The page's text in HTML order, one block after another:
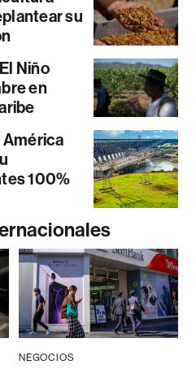
su
Niño
en
América
100%
NEGOCIOS